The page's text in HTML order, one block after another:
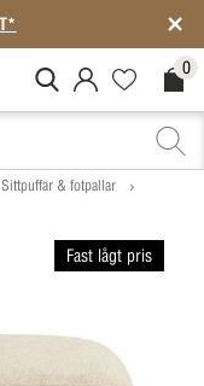
MitIlva.Login 0
Sittpuffar & fotpallar
Fast lågt pris